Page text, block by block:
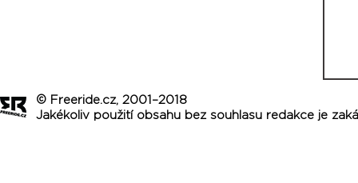
© Freeride.cz, 2001–2018
Jakékoliv použití obsahu bez souhlasu redakce je